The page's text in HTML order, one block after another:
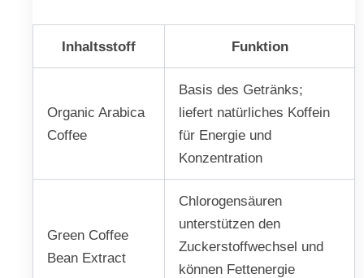
Inhaltsstoff Funktion
Organic Arabica
Coffee
Basis des Getränks;
liefert natürliches Koffein
für Energie und
Konzentration
Green Coffee
Bean Extract
Chlorogensäuren
unterstützen den
Zuckerstoffwechsel und
können Fettenergie